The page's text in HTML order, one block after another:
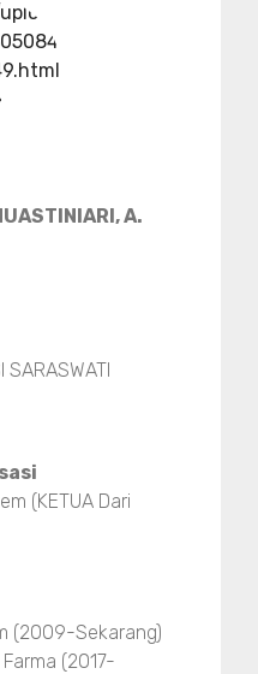
A.
SARASWATI
(KETUA Dari
(2009-Sekarang)
(2017-